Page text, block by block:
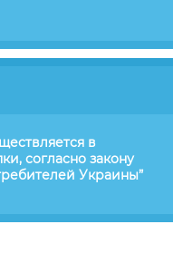
в
согласно закону
Украины”